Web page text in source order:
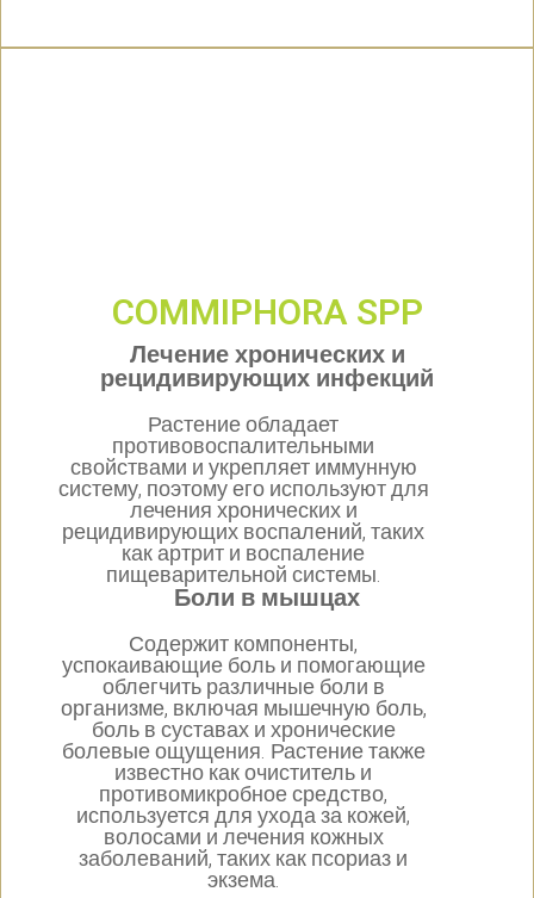
COMMIPHORA SPP
Лечение хронических и
рецидивирующих инфекций
Растение обладает
противовоспалительными
свойствами и укрепляет иммунную
систему, поэтому его используют для
лечения хронических и
рецидивирующих воспалений, таких
как артрит и воспаление
пищеварительной системы.
Боли в мышцах
Содержит компоненты,
успокаивающие боль и помогающие
облегчить различные боли в
организме, включая мышечную боль,
боль в суставах и хронические
болевые ощущения. Растение также
известно как очиститель и
противомикробное средство,
используется для ухода за кожей,
волосами и лечения кожных
заболеваний, таких как псориаз и
экзема.